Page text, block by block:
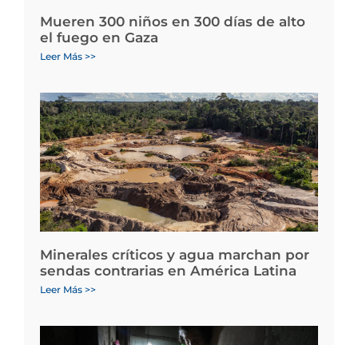
Mueren 300 niños en 300 días de alto
el fuego en Gaza
Leer Más >>
Minerales críticos y agua marchan por
sendas contrarias en América Latina
Leer Más >>